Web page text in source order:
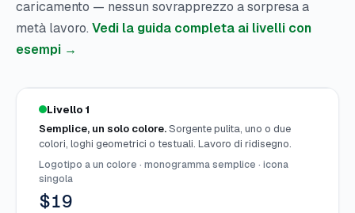
caricamento — nessun sovrapprezzo a sorpresa a
metà lavoro. Vedi la guida completa ai livelli con
esempi →
Livello 1
Semplice, un solo colore.Sorgente pulita, uno o due
colori, loghi geometrici o testuali. Lavoro di ridisegno.
Logotipo a un colore · monogramma semplice · icona
singola
$19